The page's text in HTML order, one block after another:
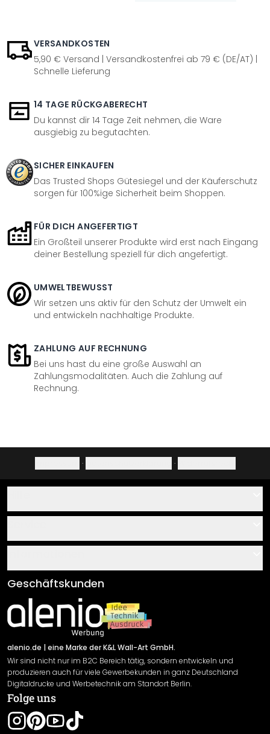
VERSANDKOSTEN
5,90 € Versand | Versandkostenfrei ab 79 € (DE/AT) |
Schnelle Lieferung
14 TAGE RÜCKGABERECHT
Du kannst dir 14 Tage Zeit nehmen, die Ware
ausgiebig zu begutachten.
SICHER EINKAUFEN
Das Trusted Shops Gütesiegel und der Käuferschutz
sorgen für 100%ige Sicherheit beim Shoppen.
FÜR DICH ANGEFERTIGT
Ein Großteil unserer Produkte wird erst nach Eingang
deiner Bestellung speziell für dich angefertigt.
UMWELTBEWUSST
Wir setzen uns aktiv für den Schutz der Umwelt ein
und entwickeln nachhaltige Produkte.
ZAHLUNG AUF RECHNUNG
Bei uns hast du eine große Auswahl an
Zahlungsmodalitäten. Auch die Zahlung auf
Rechnung.
· ·
Über uns
Klebe- und Montageanleitungen
Newsletter An-/Abmeldung
Sendungsverfolgung
AGB
Impressum
Versand & Zahlung
Rücksendung
Widerrufsrecht
Datenschutzerklärung
Gewährleistung
Leistungserklärung / CE-Zeichen
Geschäftskunden
alenio.de | eine Marke der K&L Wall-Art GmbH.
Wir sind nicht nur im B2C Bereich tätig, sondern entwickeln und
produzieren auch für viele Gewerbekunden in ganz Deutschland
Digitaldrucke und Werbetechnik am Standort Berlin.
Folge uns